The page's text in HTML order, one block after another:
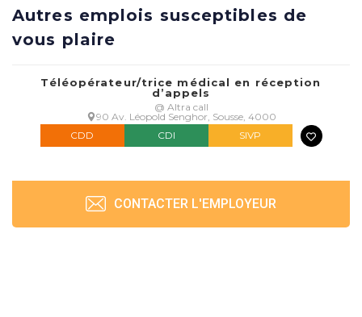
Autres emplois susceptibles de
vous plaire
Téléopérateur/trice médical en réception
d’appels
@ Altra call
90 Av. Léopold Senghor, Sousse, 4000
CDD
CDI SIVP
CONTACTER L'EMPLOYEUR